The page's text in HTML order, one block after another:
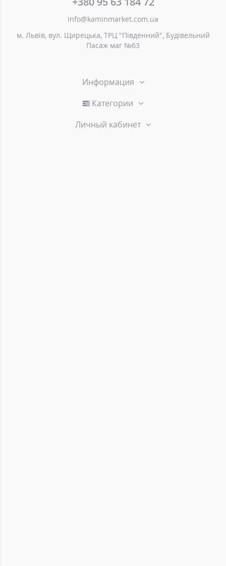
info@kaminmarket.com.ua
м. Львів, вул. Щирецька, ТРЦ "Південний", Будівельний
Пасаж маг №63
Информация
Категории
Личный кабинет